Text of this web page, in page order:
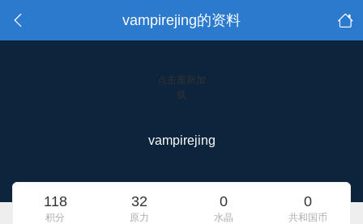
vampirejing的资料
点击重新加
载
vampirejing
118
积分
32
原力
0
水晶
0
共和国币